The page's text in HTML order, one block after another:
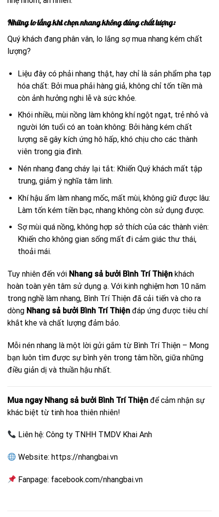
Những lo lắng khi chọn nhang không đúng chất lượng:
Quý khách đang phân vân, lo lắng sợ mua nhang kém chất
lượng?
Liệu đây có phải nhang thật, hay chỉ là sản phẩm pha tạp
hóa chất: Bởi mua phải hàng giả, không chỉ tốn tiền mà
còn ảnh hưởng nghi lễ và sức khỏe.
Khói nhiều, mùi nồng làm không khí ngột ngạt, trẻ nhỏ và
người lớn tuổi có an toàn không: Bởi hàng kém chất
lượng sẽ gây kích ứng hô hấp, khó chịu cho các thành
viên trong gia đình.
Nén nhang đang cháy lại tắt: Khiến Quý khách mất tập
trung, giảm ý nghĩa tâm linh.
Khí hậu ẩm làm nhang mốc, mất mùi, không giữ được lâu:
Làm tốn kém tiền bạc, nhang không còn sử dụng được.
Sợ mùi quá nồng, không hợp sở thích của các thành viên:
Khiến cho không gian sống mất đi cảm giác thư thái,
thoải mái.
Tuy nhiên đến với Nhang sả bưởi Bình Trí Thiện khách
hoàn toàn yên tâm sử dụng ạ. Với kinh nghiệm hơn 10 năm
trong nghề làm nhang, Bình Trí Thiện đã cải tiến và cho ra
dòng Nhang sả bưởi Bình Trí Thiện đáp ứng được tiêu chí
khắt khe và chất lượng đảm bảo.
Mỗi nén nhang là một lời gửi gắm từ Bình Trí Thiện – Mong
bạn luôn tìm được sự bình yên trong tâm hồn, giữa những
điều giản dị và thuần hậu nhất.
Mua ngay Nhang sả bưởi Bình Trí Thiện để cảm nhận sự
khác biệt từ tinh hoa thiên nhiên!
Liên hệ: Công ty TNHH TMDV Khai Anh
Website: https://nhangbai.vn
Fanpage: facebook.com/nhangbai.vn